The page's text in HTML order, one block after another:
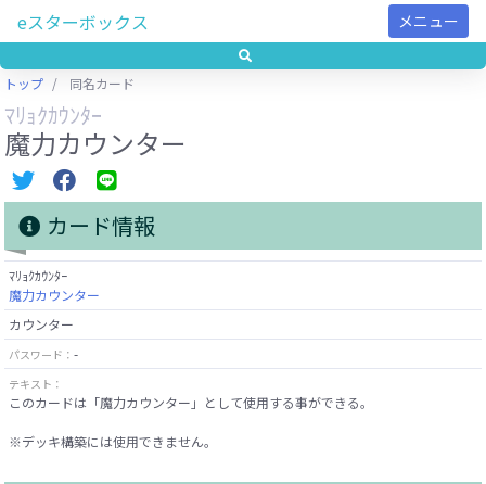
eスターボックス メニュー
トップ 同名カード
ﾏﾘｮｸｶｳﾝﾀｰ
魔力カウンター
カード情報
ﾏﾘｮｸｶｳﾝﾀｰ
魔力カウンター
カウンター
パスワード： -
テキスト：
このカードは「魔力カウンター」として使用する事ができる。
※デッキ構築には使用できません。